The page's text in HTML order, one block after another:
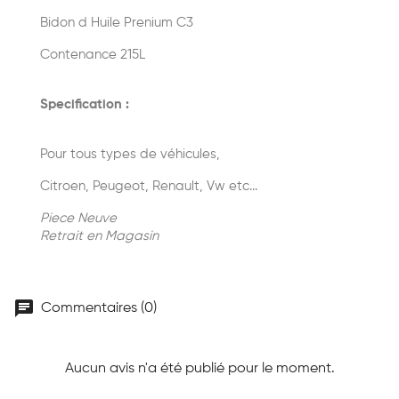
Bidon d Huile Prenium C3
Contenance 215L
Specification :
Pour tous types de véhicules,
Citroen, Peugeot, Renault, Vw etc...
Piece Neuve
Retrait en Magasin
chat Commentaires (0)
Aucun avis n'a été publié pour le moment.